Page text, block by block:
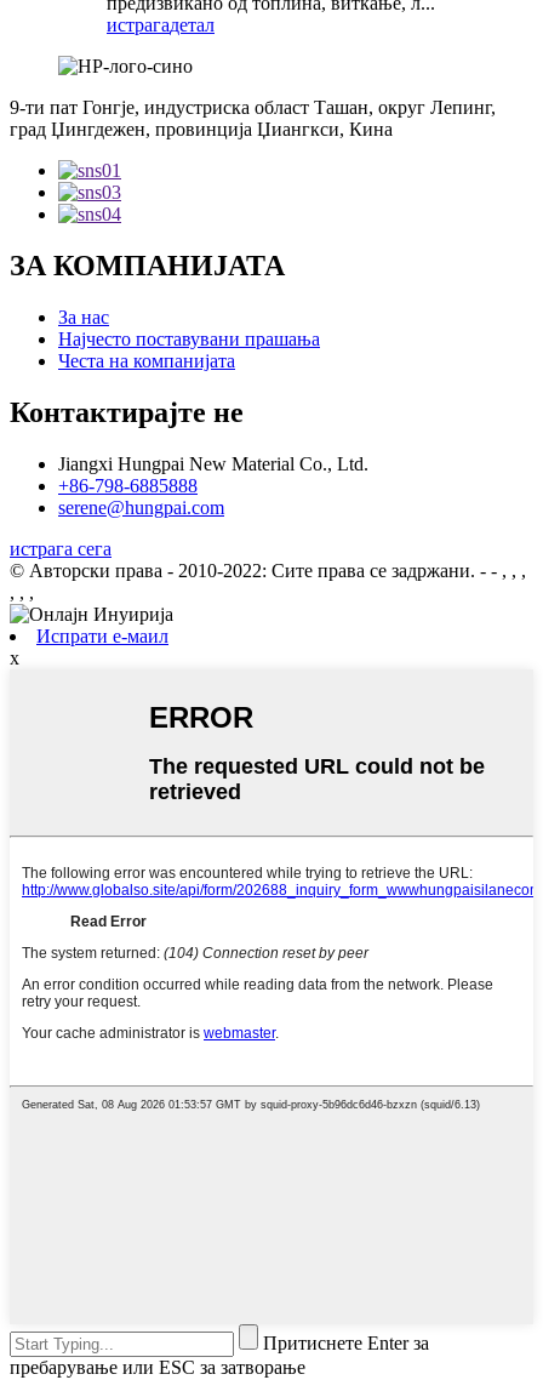
истрагадетал
9-ти пат Гонгје, индустриска област Ташан, округ Лепинг,
град Џингдежен, провинција Џиангкси, Кина
ЗА КОМПАНИЈАТА
За нас
Најчесто поставувани прашања
Честа на компанијата
Контактирајте не
Jiangxi Hungpai New Material Co., Ltd.
+86-798-6885888
serene@hungpai.com
истрага сега
© Авторски права - 2010-2022: Сите права се задржани. - - , , ,
, , ,
Испрати е-маил
x
Притиснете Enter за
пребарување или ESC за затворање